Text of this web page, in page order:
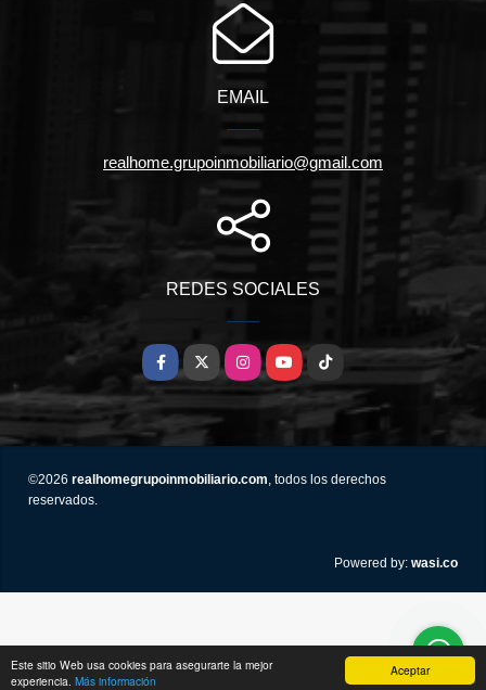
Aceptar
Este sitio Web usa cookies para asegurarte la mejor
experiencia. Más información
EMAIL
realhome.grupoinmobiliario@gmail.com
REDES SOCIALES
Facebook
X InstagramYouTubeTikTok
©2026 realhomegrupoinmobiliario.com , todos los derechos
reservados.
Powered by: wasi.co